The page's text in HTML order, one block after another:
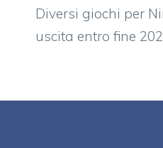
Diversi giochi per
uscita entro fine